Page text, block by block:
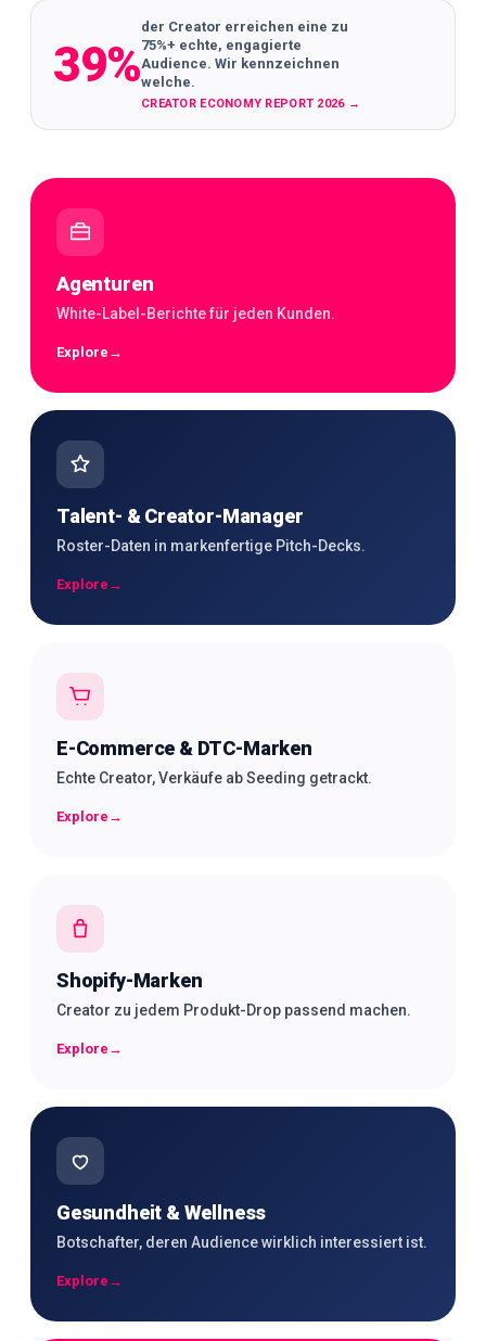
39%
der Creator erreichen eine zu
75%+ echte, engagierte
Audience. Wir kennzeichnen
welche.
CREATOR ECONOMY REPORT 2026→
Agenturen
White-Label-Berichte für jeden Kunden.
Explore →
Talent- & Creator-Manager
Roster-Daten in markenfertige Pitch-Decks.
Explore →
E-Commerce & DTC-Marken
Echte Creator, Verkäufe ab Seeding getrackt.
Explore →
Shopify-Marken
Creator zu jedem Produkt-Drop passend machen.
Explore →
Gesundheit & Wellness
Botschafter, deren Audience wirklich interessiert ist.
Explore →